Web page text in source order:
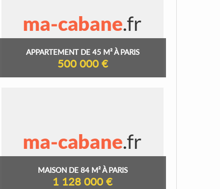
APPARTEMENT DE 45 M² À PARIS
500 000 €
MAISON DE 84 M² À PARIS
1 128 000 €